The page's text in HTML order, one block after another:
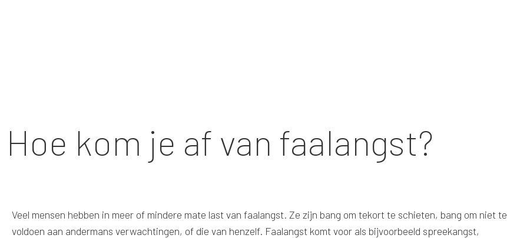
Hoe kom je af van faalangst?
Veel mensen hebben in meer of mindere mate last van faalangst. Ze zijn bang om tekort te schieten, bang om niet te
voldoen aan andermans verwachtingen, of die van henzelf. Faalangst komt voor als bijvoorbeeld spreekangst,